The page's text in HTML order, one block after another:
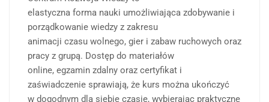
elastyczna forma nauki umożliwiająca zdobywanie i
porządkowanie wiedzy z zakresu
animacji czasu wolnego, gier i zabaw ruchowych oraz
pracy z grupą. Dostęp do materiałów
online, egzamin zdalny oraz certyfikat i
zaświadczenie sprawiają, że kurs można ukończyć
w dogodnym dla siebie czasie, wybierając praktyczne